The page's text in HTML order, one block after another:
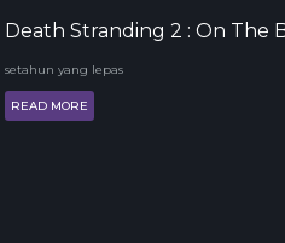
Death Stranding 2 : On The
setahun yang lepas
READ MORE